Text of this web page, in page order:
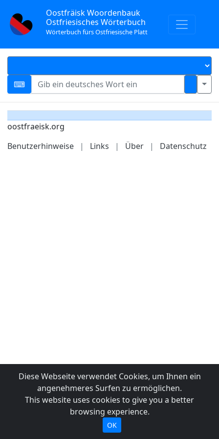
Oostfräisk Woordenbauk
Ostfriesisches Wörterbuch
Wörterbuch fürs Ostfriesische Platt
oostfraeisk.org
Benutzerhinweise
| Links | Über | Datenschutz
Diese Webseite verwendet Cookies, um Ihnen ein
angenehmeres Surfen zu ermöglichen.
This website uses cookies to give you a better
browsing experience.
OK